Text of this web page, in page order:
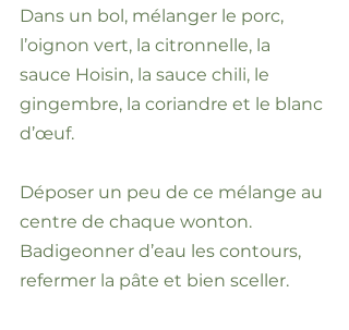
Dans un bol, mélanger le porc,
l’oignon vert, la citronnelle, la
sauce Hoisin, la sauce chili, le
gingembre, la coriandre et le blanc
d’œuf.
Déposer un peu de ce mélange au
centre de chaque wonton.
Badigeonner d’eau les contours,
refermer la pâte et bien sceller.